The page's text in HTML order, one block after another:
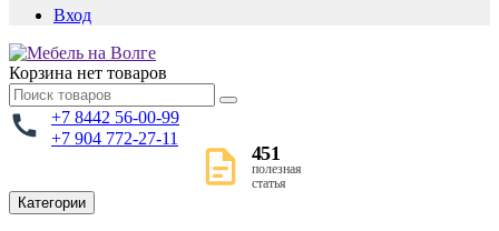
Вход
Корзина нет товаров
+7 8442 56-00-99
+7 904 772-27-11
451
полезная
статья
Категории